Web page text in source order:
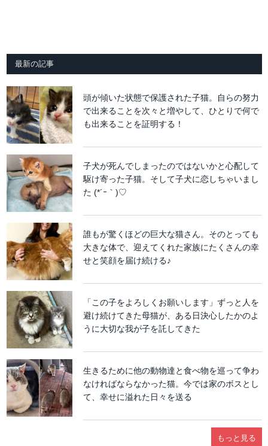
最新の記事
頭が傾いた状態で保護された子猫。自らの努力
で出来ることを次々と増やして、ひとりで何で
も出来ることを証明する！
子犬が死んでしまったのではないかと心配して
駆け寄った子猫。そして子犬に恋しちゃいまし
た (*´ｰ｀)♡
誰もが驚くほどの巨大な猫さん。そのとっても
大きな体で、迎えてくれた家族にたくさんの幸
せと笑顔を届け続ける♪
「この子をよろしくお願いします」ずっと人を
避け続けてきた母猫が、ある日決心したかのよ
うに大切な我が子を託してきた
生きるために他の動物達と食べ物を巡って争わ
なければならなかった猫。今では家のボスとし
て、幸せに溢れた日々を送る
もっと見る